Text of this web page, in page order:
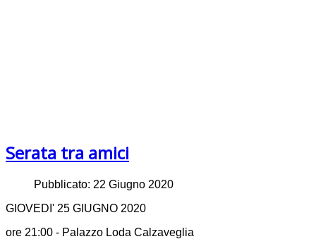
Serata tra amici
Pubblicato: 22 Giugno 2020
GIOVEDI' 25 GIUGNO 2020
ore 21:00 - Palazzo Loda Calzaveglia